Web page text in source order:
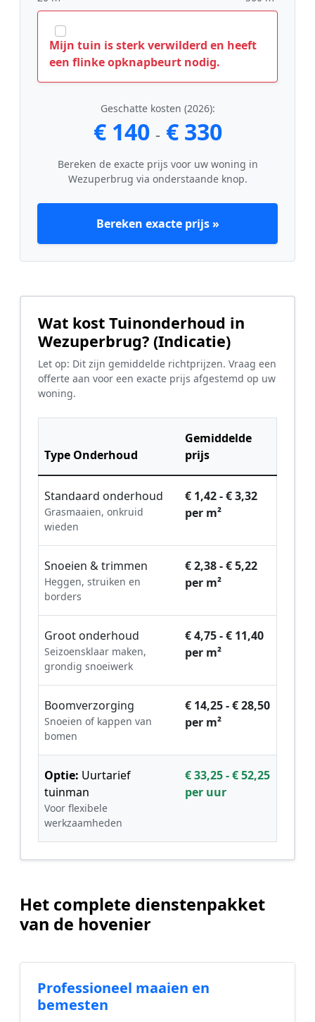
Mijn tuin is sterk verwilderd en heeft
een flinke opknapbeurt nodig.
Geschatte kosten (2026):
€ 140 - € 330
Bereken de exacte prijs voor uw woning in
Wezuperbrug via onderstaande knop.
Bereken exacte prijs »
Wat kost Tuinonderhoud in
Wezuperbrug? (Indicatie)
Let op: Dit zijn gemiddelde richtprijzen. Vraag een
offerte aan voor een exacte prijs afgestemd op uw
woning.
Type Onderhoud
Gemiddelde
prijs
Standaard onderhoud
Grasmaaien, onkruid
wieden
€ 1,42 - € 3,32
per m²
Snoeien & trimmen
Heggen, struiken en
borders
€ 2,38 - € 5,22
per m²
Groot onderhoud
Seizoensklaar maken,
grondig snoeiwerk
€ 4,75 - € 11,40
per m²
Boomverzorging
Snoeien of kappen van
bomen
€ 14,25 - € 28,50
per m²
Optie: Uurtarief
tuinman
Voor flexibele
werkzaamheden
€ 33,25 - € 52,25
per uur
Het complete dienstenpakket
van de hovenier
Professioneel maaien en
bemesten